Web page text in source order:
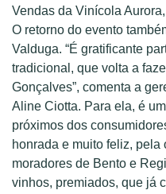
Vendas da Vinícola
O retorno do evento
Valduga. “É gratificante
tradicional, que volta a
Gonçalves”, comenta a
Aline Ciotta. Para ela, é
próximos dos
honrada e muito feliz,
moradores de Bento e
vinhos, premiados, que já